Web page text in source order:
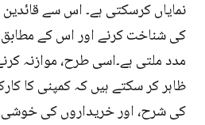
نمایاں کرسکتی ہے۔ اس سے
کی شناخت کرنے اور اس کے
مدد ملتی ہے۔اسی طرح، موازنہ
ظاہر کر سکتے ہیں کہ کمپنی کا
کی شرح، اور خریداروں کی